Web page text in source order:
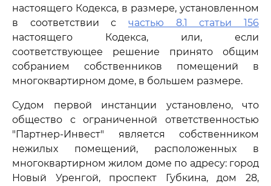
настоящего Кодекса, в размере, установленном
в соответствии с частью 8.1 статьи 156
настоящего Кодекса, или, если
соответствующее решение принято общим
собранием собственников помещений в
многоквартирном доме, в большем размере.
Судом первой инстанции установлено, что
общество с ограниченной ответственностью
"Партнер-Инвест" является собственником
нежилых помещений, расположенных в
многоквартирном жилом доме по адресу: город
Новый Уренгой, проспект Губкина, дом 28,